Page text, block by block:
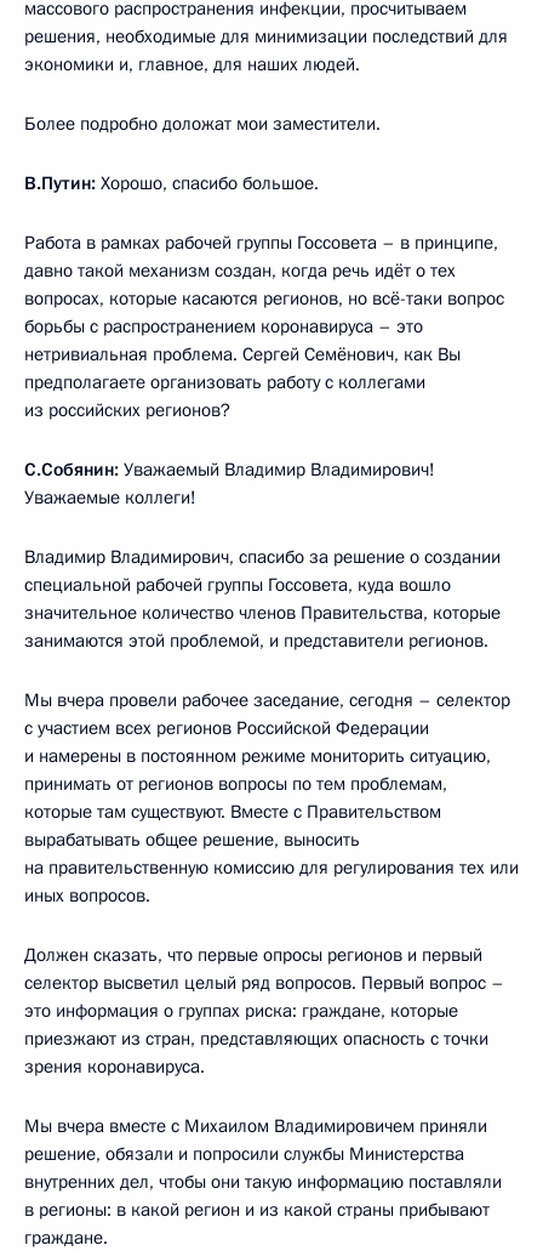
массового распространения инфекции, просчитываем
решения, необходимые для минимизации последствий для
экономики и, главное, для наших людей.
Более подробно доложат мои заместители.
В.Путин: Хорошо, спасибо большое.
Работа в рамках рабочей группы Госсовета – в принципе,
давно такой механизм создан, когда речь идёт о тех
вопросах, которые касаются регионов, но всё-таки вопрос
борьбы с распространением коронавируса – это
нетривиальная проблема. Сергей Семёнович, как Вы
предполагаете организовать работу с коллегами
из российских регионов?
С.Собянин: Уважаемый Владимир Владимирович!
Уважаемые коллеги!
Владимир Владимирович, спасибо за решение о создании
специальной рабочей группы Госсовета, куда вошло
значительное количество членов Правительства, которые
занимаются этой проблемой, и представители регионов.
Мы вчера провели рабочее заседание, сегодня – селектор
с участием всех регионов Российской Федерации
и намерены в постоянном режиме мониторить ситуацию,
принимать от регионов вопросы по тем проблемам,
которые там существуют. Вместе с Правительством
вырабатывать общее решение, выносить
на правительственную комиссию для регулирования тех или
иных вопросов.
Должен сказать, что первые опросы регионов и первый
селектор высветил целый ряд вопросов. Первый вопрос –
это информация о группах риска: граждане, которые
приезжают из стран, представляющих опасность с точки
зрения коронавируса.
Мы вчера вместе с Михаилом Владимировичем приняли
решение, обязали и попросили службы Министерства
внутренних дел, чтобы они такую информацию поставляли
в регионы: в какой регион и из какой страны прибывают
граждане.